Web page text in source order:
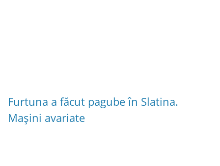
Furtuna a făcut pagube în Slatina.
Mașini avariate